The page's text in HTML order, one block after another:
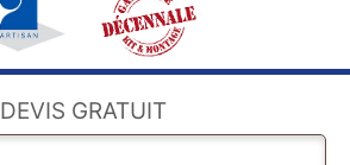
DEVIS GRATUIT